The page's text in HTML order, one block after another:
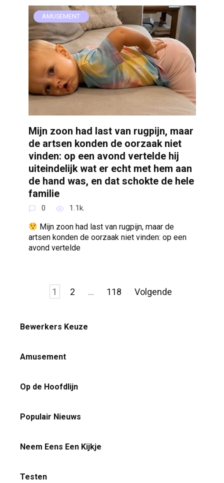
AMUSEMENT
Mijn zoon had last van rugpijn, maar
de artsen konden de oorzaak niet
vinden: op een avond vertelde hij
uiteindelijk wat er echt met hem aan
de hand was, en dat schokte de hele
familie
0 1.1k.
Mijn zoon had last van rugpijn, maar de
artsen konden de oorzaak niet vinden: op een
avond vertelde
1 2 118 Volgende
Bewerkers Keuze
Amusement
Op de Hoofdlijn
Populair Nieuws
Neem Eens Een Kijkje
Testen